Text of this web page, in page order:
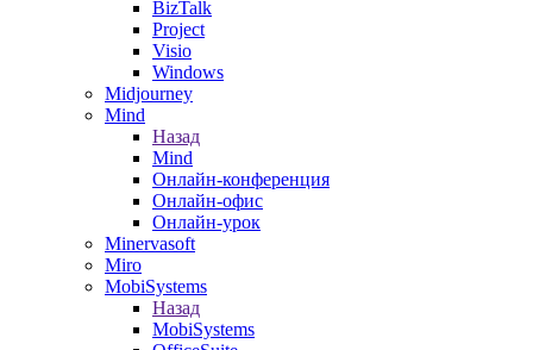
BizTalk
Project
Visio
Windows
Midjourney
Mind
Назад
Mind
Онлайн-конференция
Онлайн-офис
Онлайн-урок
Minervasoft
Miro
MobiSystems
Назад
MobiSystems